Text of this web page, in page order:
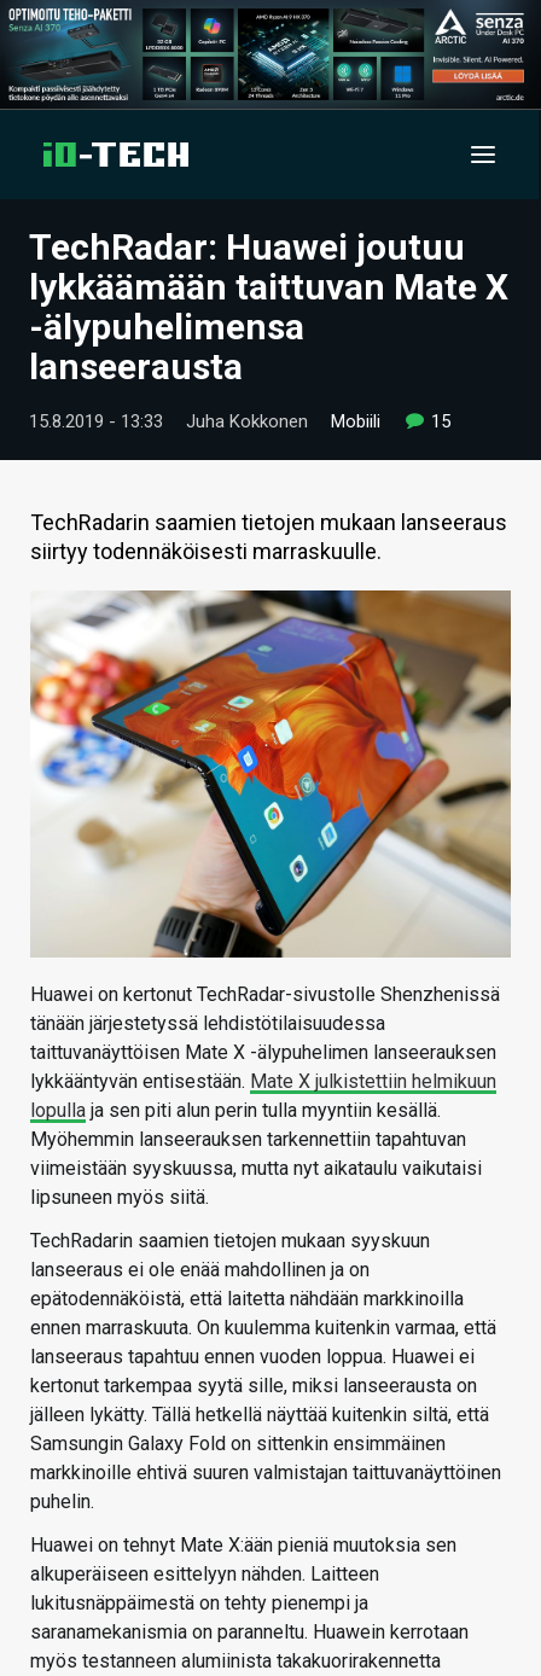
UUTISET
ARTIKKELIT
VIDEOT
TECHBBS
HINTA.FI
KAUPPA
VAIHDA TEEMA
HAKU
TechRadar: Huawei joutuu
lykkäämään taittuvan Mate X
-älypuhelimensa
lanseerausta
15.8.2019 - 13:33 Juha Kokkonen Mobiili 15
TechRadarin saamien tietojen mukaan lanseeraus
siirtyy todennäköisesti marraskuulle.
Huawei on kertonut TechRadar-sivustolle Shenzhenissä
tänään järjestetyssä lehdistötilaisuudessa
taittuvanäyttöisen Mate X -älypuhelimen lanseerauksen
lykkääntyvän entisestään. Mate X julkistettiin helmikuun
lopulla ja sen piti alun perin tulla myyntiin kesällä.
Myöhemmin lanseerauksen tarkennettiin tapahtuvan
viimeistään syyskuussa, mutta nyt aikataulu vaikutaisi
lipsuneen myös siitä.
TechRadarin saamien tietojen mukaan syyskuun
lanseeraus ei ole enää mahdollinen ja on
epätodennäköistä, että laitetta nähdään markkinoilla
ennen marraskuuta. On kuulemma kuitenkin varmaa, että
lanseeraus tapahtuu ennen vuoden loppua. Huawei ei
kertonut tarkempaa syytä sille, miksi lanseerausta on
jälleen lykätty. Tällä hetkellä näyttää kuitenkin siltä, että
Samsungin Galaxy Fold on sittenkin ensimmäinen
markkinoille ehtivä suuren valmistajan taittuvanäyttöinen
puhelin.
Huawei on tehnyt Mate X:ään pieniä muutoksia sen
alkuperäiseen esittelyyn nähden. Laitteen
lukitusnäppäimestä on tehty pienempi ja
saranamekanismia on paranneltu. Huawein kerrotaan
myös testanneen alumiinista takakuorirakennetta